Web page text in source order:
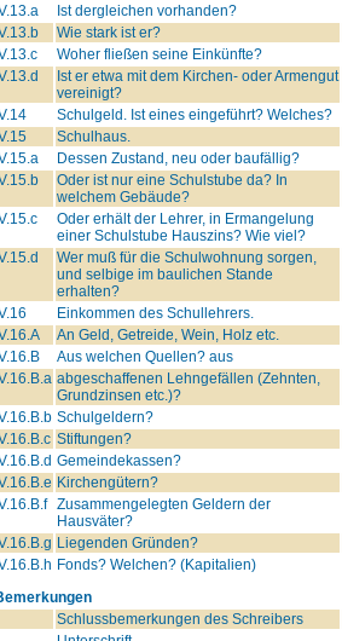
Ist dergleichen vorhanden?
Wie stark ist er?
Woher fließen seine Einkünfte?
Ist er etwa mit dem Kirchen- oder Armengut
vereinigt?
Schulgeld. Ist eines eingeführt? Welches?
Schulhaus.
Dessen Zustand, neu oder baufällig?
Oder ist nur eine Schulstube da? In
welchem Gebäude?
Oder erhält der Lehrer, in Ermangelung
einer Schulstube Hauszins? Wie viel?
Wer muß für die Schulwohnung sorgen,
und selbige im baulichen Stande
erhalten?
Einkommen des Schullehrers.
An Geld, Getreide, Wein, Holz etc.
Aus welchen Quellen? aus
abgeschaffenen Lehngefällen (Zehnten,
Grundzinsen etc.)?
Schulgeldern?
Stiftungen?
Gemeindekassen?
Kirchengütern?
Zusammengelegten Geldern der
Hausväter?
Liegenden Gründen?
Fonds? Welchen? (Kapitalien)
Schlussbemerkungen des Schreibers